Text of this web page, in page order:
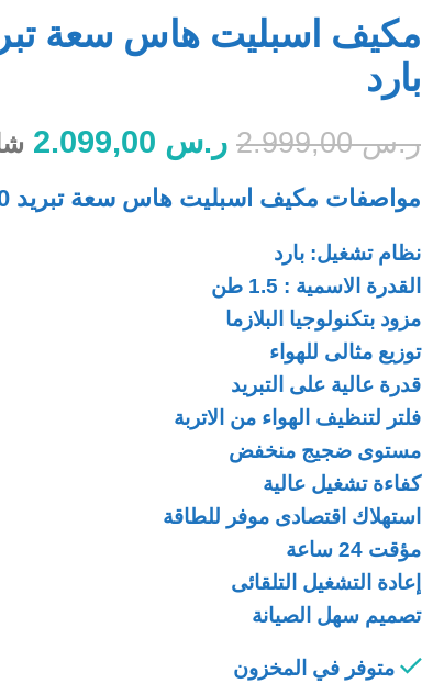
بارد
ر.س2.999,00 ر.س
مواصفات مكيف اسبليت هاس سعة تبريد 17800 وحدة – بارد:
نظام تشغيل: بارد
القدرة الاسمية : 1.5 طن
مزود بتكنولوجيا البلازما
توزيع مثالى للهواء
قدرة عالية على التبريد
فلتر لتنظيف الهواء من الاتربة
مستوى ضجيج منخفض
كفاءة تشغيل عالية
استهلاك اقتصادى موفر للطاقة
مؤقت 24 ساعة
إعادة التشغيل التلقائى
تصميم سهل الصيانة
متوفر في المخزون